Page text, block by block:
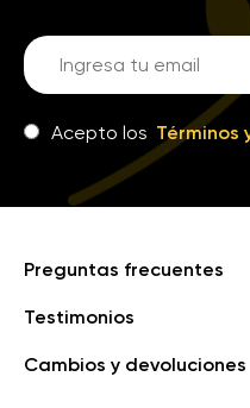
Acepto los Términos
Preguntas frecuentes
Testimonios
Cambios y devoluciones